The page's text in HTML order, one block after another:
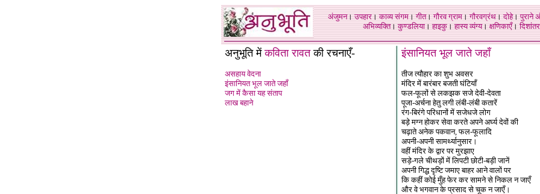
अंजुमन।उपहार।काव्य संगम।गीत।गौरव ग्राम।गौरवग्रंथ।दोहे।पुराने
अभिव्यक्ति।कुण्डलिया।हाइकु।हास्य व्यंग्य।क्षणिकाएँ।दिशांतर
अनुभूति मेंकविता रावतकी रचनाएँ-
असहाय वेदना
इंसानियत भूल जाते जहाँ
जग में कैसा यह संताप
लाख बहाने
इंसानियत भूल जाते जहाँ
तीज त्यौहार का शुभ अवसर
मंदिर में बारंबार बजती घंटियाँ
फल-फूलों से लकझक सजे देवी-देवता
पूजा-अर्चना हेतु लगी लंबी-लंबी कतारें
रंग-बिरंगे परिधानों में सजेधजे लोग
बड़े मग्न होकर सेवा करते अपने अर्घ्य देवों की
चढ़ाते अनेक पकवान, फल-फूलादि
अपनी-अपनी सामर्थ्यानुसार।
वहीं मंदिर के द्वार पर मुरझाए
सड़े-गले चीथड़ों में लिपटी छोटी-बड़ी जानें
अपनी गिद्ध दृष्टि जमाए बाहर आने वालों पर
कि कहीं कोई मुँह फेर कर सामने से निकल न जाएँ
और वे भगवान के प्रसाद से चूक न जाएँ।